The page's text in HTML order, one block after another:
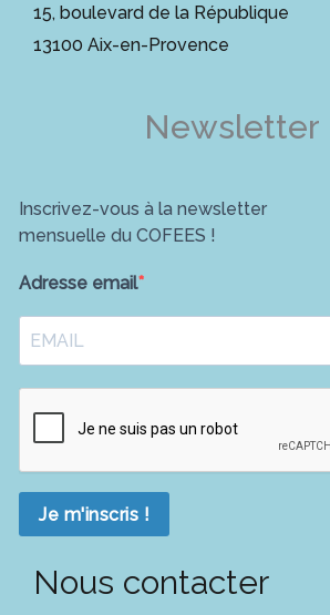
15, boulevard de la République
13100 Aix-en-Provence
Newsletter
Inscrivez-vous à la newsletter
mensuelle du COFEES !
Adresse email
Je m'inscris !
Nous contacter